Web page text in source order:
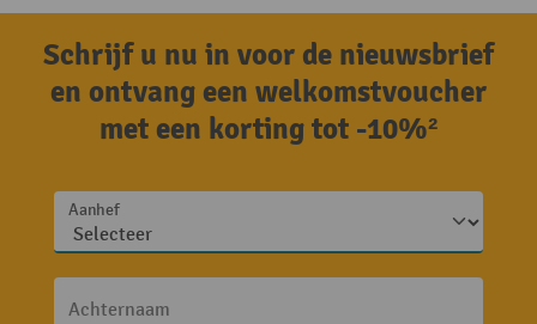
Schrijf u nu in voor de nieuwsbrief
en ontvang een welkomstvoucher
met een korting tot -10%²
Aanhef
Achternaam